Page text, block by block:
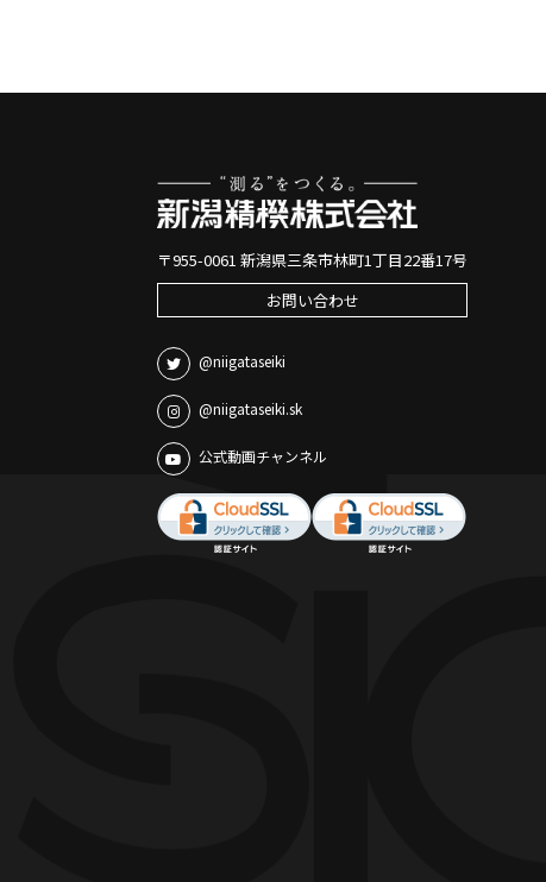
〒955-0061 新潟県三条市林町1丁目22番17号
お問い合わせ
@niigataseiki
@niigataseiki.sk
公式動画チャンネル